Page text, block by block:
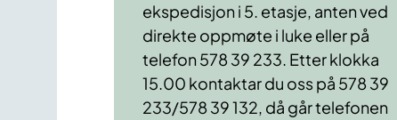
ekspedisjon i 5. etasje, anten ved
direkte oppmøte i luke eller på
telefon 578 39 233. Etter klokka
15.00 kontaktar du oss på 578 39
233/578 39 132, då går telefonen